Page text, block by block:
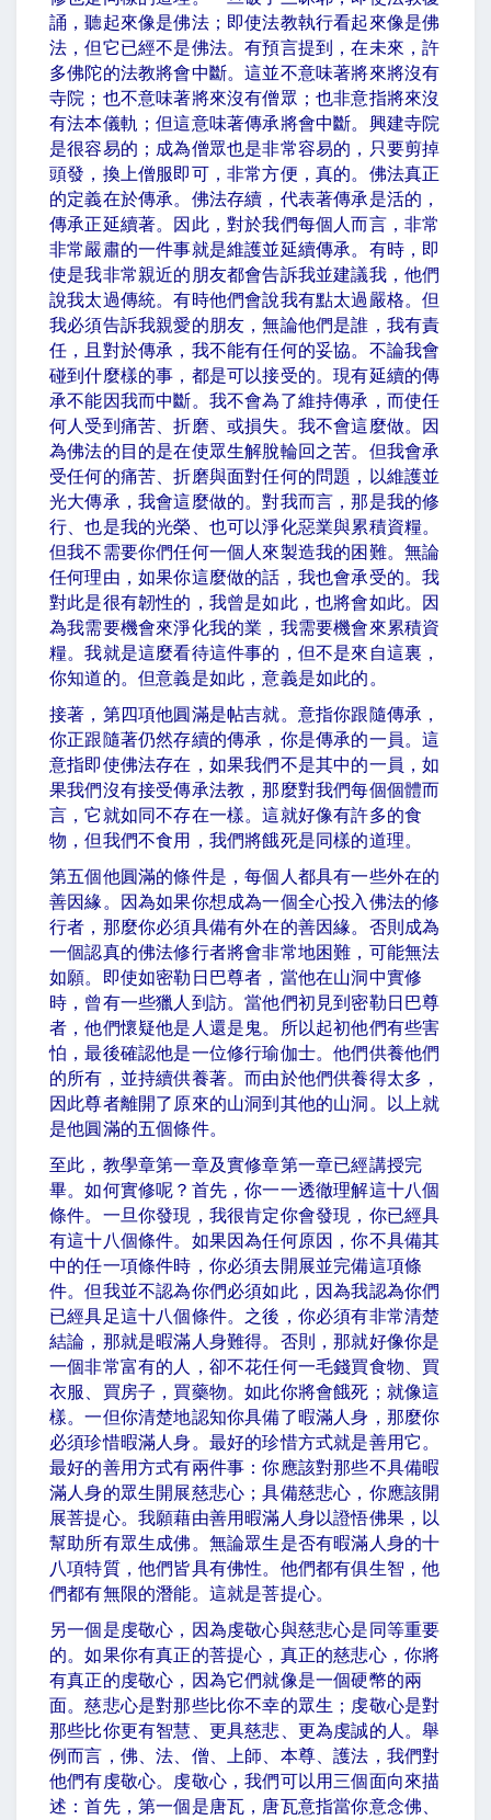
誦，聽起來像是佛法；即使法教執行看起來像是佛
法，但它已經不是佛法。有預言提到，在未來，許
多佛陀的法教將會中斷。這並不意味著將來將沒有
寺院；也不意味著將來沒有僧眾；也非意指將來沒
有法本儀軌；但這意味著傳承將會中斷。興建寺院
是很容易的；成為僧眾也是非常容易的，只要剪掉
頭發，換上僧服即可，非常方便，真的。佛法真正
的定義在於傳承。佛法存續，代表著傳承是活的，
傳承正延續著。因此，對於我們每個人而言，非常
非常嚴肅的一件事就是維護並延續傳承。有時，即
使是我非常親近的朋友都會告訴我並建議我，他們
說我太過傳統。有時他們會說我有點太過嚴格。但
我必須告訴我親愛的朋友，無論他們是誰，我有責
任，且對於傳承，我不能有任何的妥協。不論我會
碰到什麼樣的事，都是可以接受的。現有延續的傳
承不能因我而中斷。我不會為了維持傳承，而使任
何人受到痛苦、折磨、或損失。我不會這麼做。因
為佛法的目的是在使眾生解脫輪回之苦。但我會承
受任何的痛苦、折磨與面對任何的問題，以維護並
光大傳承，我會這麼做的。對我而言，那是我的修
行、也是我的光榮、也可以淨化惡業與累積資糧。
但我不需要你們任何一個人來製造我的困難。無論
任何理由，如果你這麼做的話，我也會承受的。我
對此是很有韌性的，我曾是如此，也將會如此。因
為我需要機會來淨化我的業，我需要機會來累積資
糧。我就是這麼看待這件事的，但不是來自這裏，
你知道的。但意義是如此，意義是如此的。
接著，第四項他圓滿是帖吉就。意指你跟隨傳承，
你正跟隨著仍然存續的傳承，你是傳承的一員。這
意指即使佛法存在，如果我們不是其中的一員，如
果我們沒有接受傳承法教，那麼對我們每個個體而
言，它就如同不存在一樣。這就好像有許多的食
物，但我們不食用，我們將餓死是同樣的道理。
第五個他圓滿的條件是，每個人都具有一些外在的
善因緣。因為如果你想成為一個全心投入佛法的修
行者，那麼你必須具備有外在的善因緣。否則成為
一個認真的佛法修行者將會非常地困難，可能無法
如願。即使如密勒日巴尊者，當他在山洞中實修
時，曾有一些獵人到訪。當他們初見到密勒日巴尊
者，他們懷疑他是人還是鬼。所以起初他們有些害
怕，最後確認他是一位修行瑜伽士。他們供養他們
的所有，並持續供養著。而由於他們供養得太多，
因此尊者離開了原來的山洞到其他的山洞。以上就
是他圓滿的五個條件。
至此，教學章第一章及實修章第一章已經講授完
畢。如何實修呢？首先，你一一透徹理解這十八個
條件。一旦你發現，我很肯定你會發現，你已經具
有這十八個條件。如果因為任何原因，你不具備其
中的任一項條件時，你必須去開展並完備這項條
件。但我並不認為你們必須如此，因為我認為你們
已經具足這十八個條件。之後，你必須有非常清楚
結論，那就是暇滿人身難得。否則，那就好像你是
一個非常富有的人，卻不花任何一毛錢買食物、買
衣服、買房子，買藥物。如此你將會餓死；就像這
樣。一但你清楚地認知你具備了暇滿人身，那麼你
必須珍惜暇滿人身。最好的珍惜方式就是善用它。
最好的善用方式有兩件事：你應該對那些不具備暇
滿人身的眾生開展慈悲心；具備慈悲心，你應該開
展菩提心。我願藉由善用暇滿人身以證悟佛果，以
幫助所有眾生成佛。無論眾生是否有暇滿人身的十
八項特質，他們皆具有佛性。他們都有俱生智，他
們都有無限的潛能。這就是菩提心。
另一個是虔敬心，因為虔敬心與慈悲心是同等重要
的。如果你有真正的菩提心，真正的慈悲心，你將
有真正的虔敬心，因為它們就像是一個硬幣的兩
面。慈悲心是對那些比你不幸的眾生；虔敬心是對
那些比你更有智慧、更具慈悲、更為虔誠的人。舉
例而言，佛、法、僧、上師、本尊、護法，我們對
他們有虔敬心。虔敬心，我們可以用三個面向來描
述：首先，第一個是唐瓦，唐瓦意指當你意念佛、